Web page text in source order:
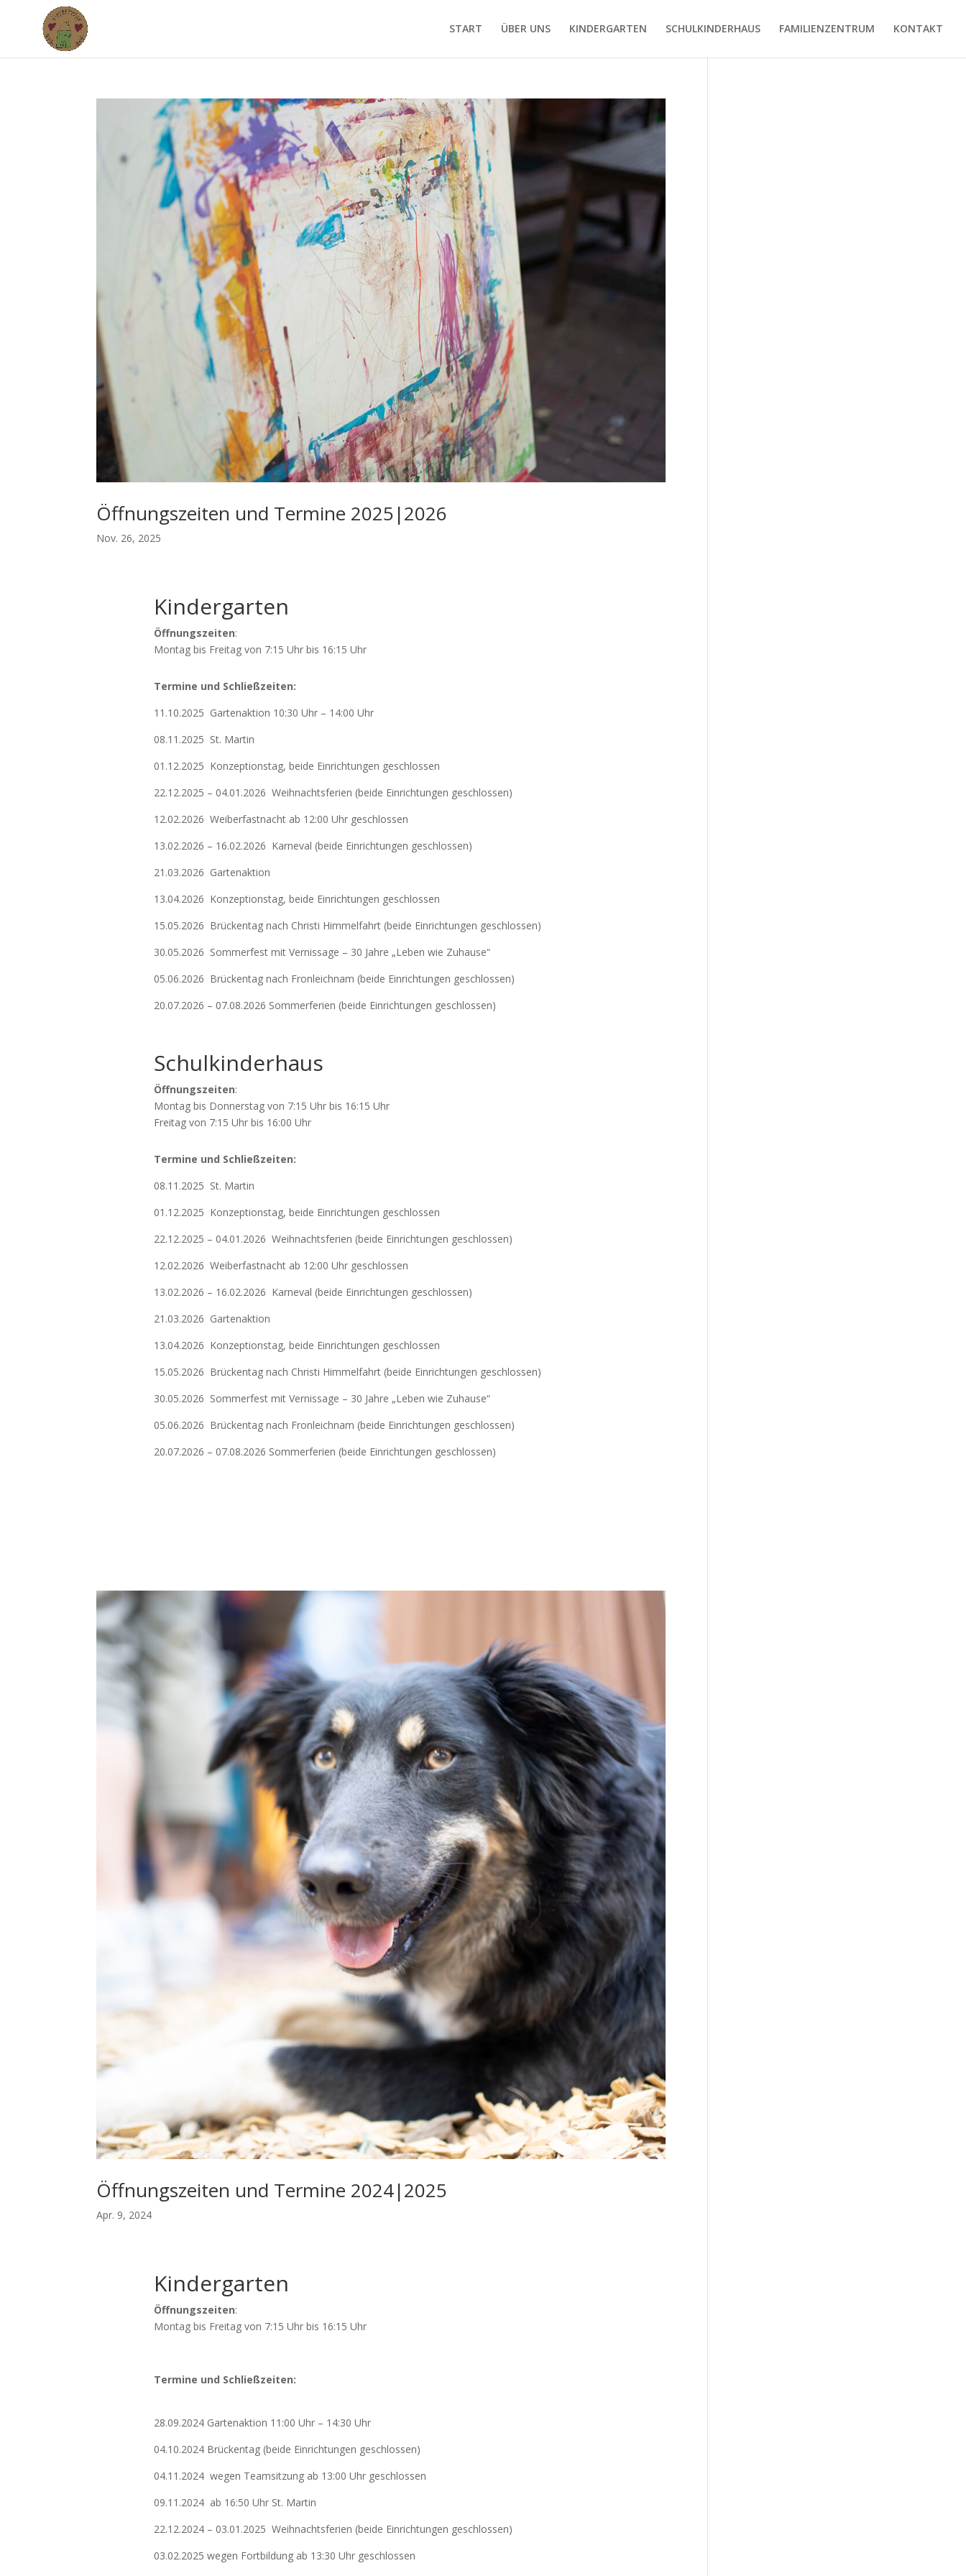
START ÜBER UNS KINDERGARTEN SCHULKINDERHAUS FAMILIENZENTRUM KONTAKT
Öffnungszeiten und Termine 2025|2026
Nov. 26, 2025
Kindergarten
Öffnungszeiten:
Montag bis Freitag von 7:15 Uhr bis 16:15 Uhr
Termine und Schließzeiten:
11.10.2025 Gartenaktion 10:30 Uhr – 14:00 Uhr
08.11.2025 St. Martin
01.12.2025 Konzeptionstag, beide Einrichtungen geschlossen
22.12.2025 – 04.01.2026 Weihnachtsferien (beide Einrichtungen geschlossen)
12.02.2026 Weiberfastnacht ab 12:00 Uhr geschlossen
13.02.2026 – 16.02.2026 Karneval (beide Einrichtungen geschlossen)
21.03.2026 Gartenaktion
13.04.2026 Konzeptionstag, beide Einrichtungen geschlossen
15.05.2026 Brückentag nach Christi Himmelfahrt (beide Einrichtungen geschlossen)
30.05.2026 Sommerfest mit Vernissage – 30 Jahre „Leben wie Zuhause“
05.06.2026 Brückentag nach Fronleichnam (beide Einrichtungen geschlossen)
20.07.2026 – 07.08.2026 Sommerferien (beide Einrichtungen geschlossen)
Schulkinderhaus
Öffnungszeiten:
Montag bis Donnerstag von 7:15 Uhr bis 16:15 Uhr
Freitag von 7:15 Uhr bis 16:00 Uhr
Termine und Schließzeiten:
08.11.2025 St. Martin
01.12.2025 Konzeptionstag, beide Einrichtungen geschlossen
22.12.2025 – 04.01.2026 Weihnachtsferien (beide Einrichtungen geschlossen)
12.02.2026 Weiberfastnacht ab 12:00 Uhr geschlossen
13.02.2026 – 16.02.2026 Karneval (beide Einrichtungen geschlossen)
21.03.2026 Gartenaktion
13.04.2026 Konzeptionstag, beide Einrichtungen geschlossen
15.05.2026 Brückentag nach Christi Himmelfahrt (beide Einrichtungen geschlossen)
30.05.2026 Sommerfest mit Vernissage – 30 Jahre „Leben wie Zuhause“
05.06.2026 Brückentag nach Fronleichnam (beide Einrichtungen geschlossen)
20.07.2026 – 07.08.2026 Sommerferien (beide Einrichtungen geschlossen)
Öffnungszeiten und Termine 2024|2025
Apr. 9, 2024
Kindergarten
Öffnungszeiten:
Montag bis Freitag von 7:15 Uhr bis 16:15 Uhr
Termine und Schließzeiten:
28.09.2024 Gartenaktion 11:00 Uhr – 14:30 Uhr
04.10.2024 Brückentag (beide Einrichtungen geschlossen)
04.11.2024 wegen Teamsitzung ab 13:00 Uhr geschlossen
09.11.2024 ab 16:50 Uhr St. Martin
22.12.2024 – 03.01.2025 Weihnachtsferien (beide Einrichtungen geschlossen)
03.02.2025 wegen Fortbildung ab 13:30 Uhr geschlossen